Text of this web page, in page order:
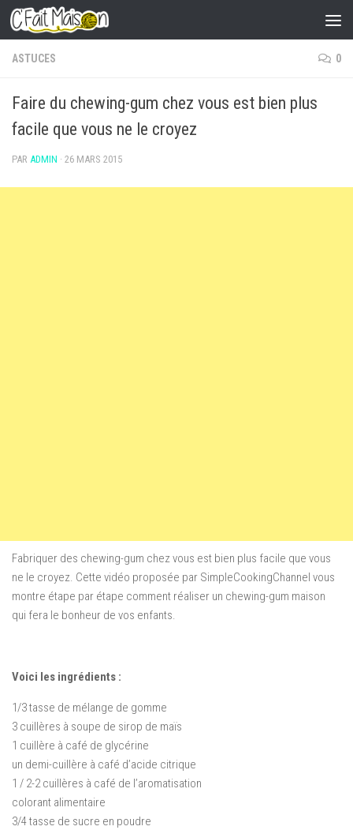
Skip to content
ASTUCES 0
Faire du chewing-gum chez vous est bien plus
facile que vous ne le croyez
PAR ADMIN · 26 MARS 2015
Fabriquer des chewing-gum chez vous est bien plus facile que vous
ne le croyez. Cette vidéo proposée par SimpleCookingChannel vous
montre étape par étape comment réaliser un chewing-gum maison
qui fera le bonheur de vos enfants.
Voici les ingrédients :
1/3 tasse de mélange de gomme
3 cuillères à soupe de sirop de maïs
1 cuillère à café de glycérine
un demi-cuillère à café d’acide citrique
1 / 2-2 cuillères à café de l’aromatisation
colorant alimentaire
3/4 tasse de sucre en poudre